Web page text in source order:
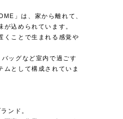
」は、家から離れて、
込められています。
くことで生まれる感覚や
ッグなど室内で過ごす
ムとして構成されていま
ンド。